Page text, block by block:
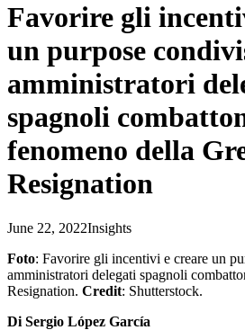
Favorire gli
un purpose
amministratori
spagnoli
fenomeno della
Resignation
June 22, 2022Insights
Foto: Favorire gli incentivi e creare un
amministratori delegati spagnoli
Resignation. Credit: Shutterstock.
Di Sergio López García